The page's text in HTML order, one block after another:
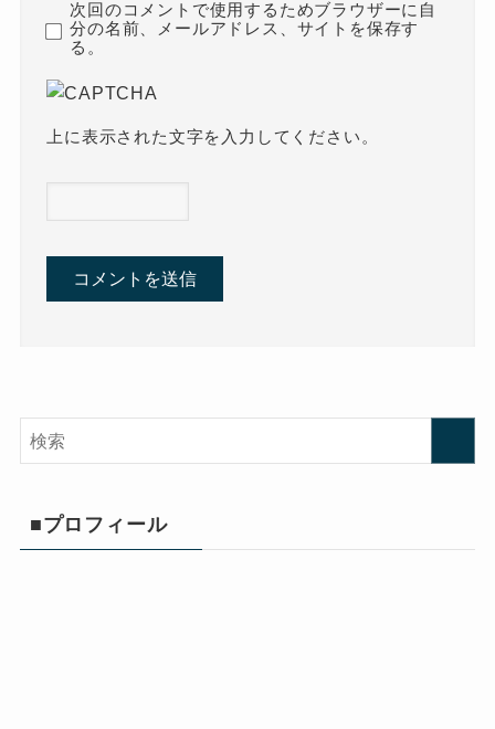
次回のコメントで使用するためブラウザーに自
分の名前、メールアドレス、サイトを保存す
る。
上に表示された文字を入力してください。
■プロフィール